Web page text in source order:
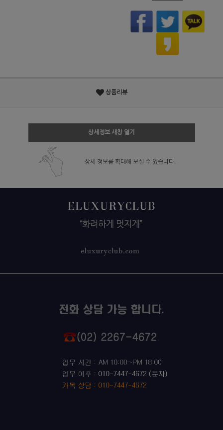
상품리뷰
상세정보 새창 열기
상세 정보를 확대해 보실 수 있습니다.